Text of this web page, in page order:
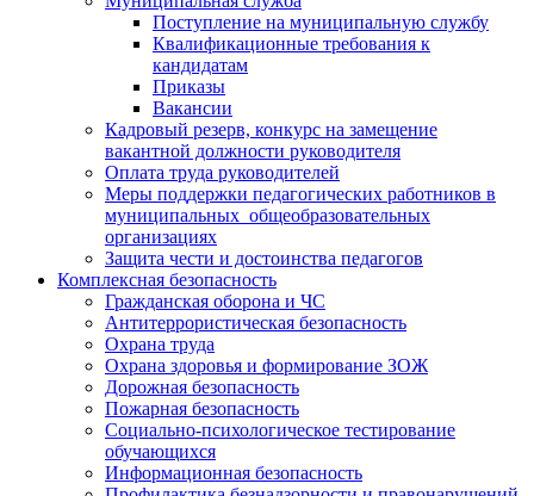
Поступление на муниципальную службу
Квалификационные требования к
кандидатам
Приказы
Вакансии
Кадровый резерв, конкурс на замещение
вакантной должности руководителя
Оплата труда руководителей
Меры поддержки педагогических работников в
муниципальных общеобразовательных
организациях
Защита чести и достоинства педагогов
Комплексная безопасность
Гражданская оборона и ЧС
Антитеррористическая безопасность
Охрана труда
Охрана здоровья и формирование ЗОЖ
Дорожная безопасность
Пожарная безопасность
Социально-психологическое тестирование
обучающихся
Информационная безопасность